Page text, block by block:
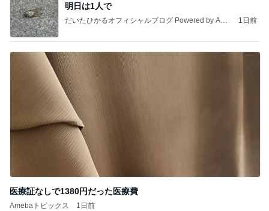
明日は1人で
だいたひかるオフィシャルブログ Powered by Ame
1日前
医療証なしで1380円だった医療費
Amebaトピックス 1日前